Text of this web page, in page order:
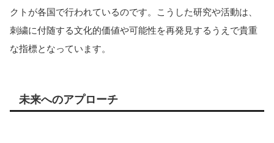
クトが各国で行われているのです。こうした研究や活動は、
刺繍に付随する文化的価値や可能性を再発見するうえで貴重
な指標となっています。
未来へのアプローチ